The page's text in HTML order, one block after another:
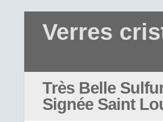
Verres
Très Belle
Signée Saint